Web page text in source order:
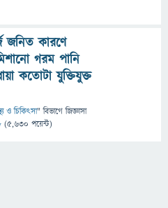
জনিত কারণে
গরম পানি
কতোটা যুক্তিযুক্ত
ও চিকিৎসা" বিভাগে জিজ্ঞাসা
(5,630 পয়েন্ট)